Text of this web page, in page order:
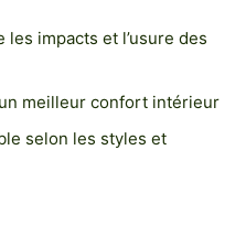
impacts et l’usure des
meilleur confort intérieur
selon les styles et